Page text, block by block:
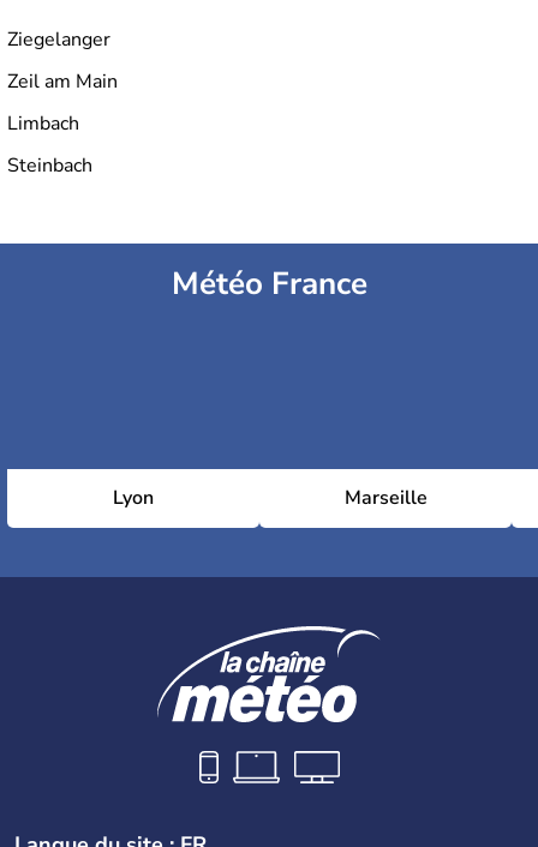
Ziegelanger
Zeil am Main
Limbach
Steinbach
Météo France
Lyon Marseille